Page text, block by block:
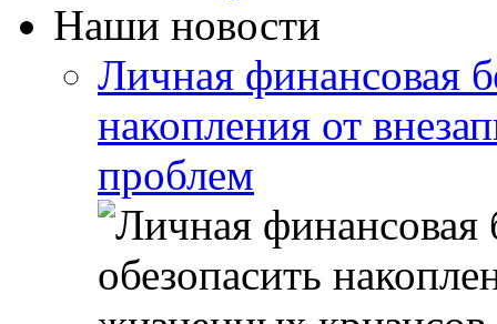
Наши новости
Личная финансовая
накопления от
проблем